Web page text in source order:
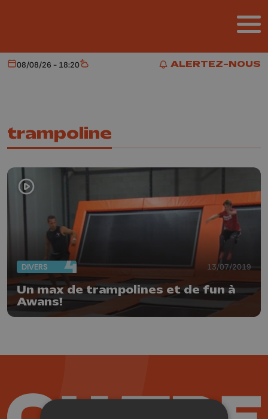
ALERTEZ-NOUS
ALERTEZ-NOUS
Aujourd'hui
08/08/26 - 18:20 Météo
trampoline
DIVERS 13/07/2019
Un max de trampolines et de fun à
Awans!